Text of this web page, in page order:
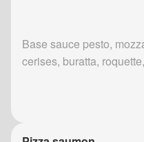
Base sauce pesto,
cerises, buratta,